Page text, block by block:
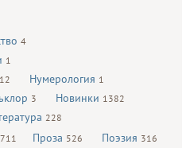
4
1
12 Нумерология 1
3 Новинки 1382
228
Проза 526 Поэзия 316